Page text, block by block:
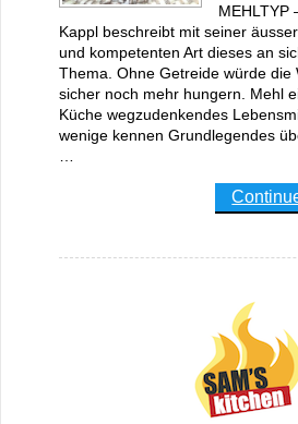
MEHLTYP
Kappl beschreibt mit seiner
und kompetenten Art dieses an
Thema. Ohne Getreide würde die
sicher noch mehr hungern. Mehl
Küche wegzudenkendes
wenige kennen Grundlegendes